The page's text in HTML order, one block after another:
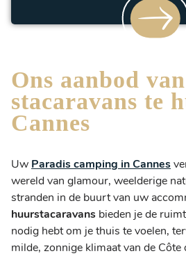
Ons aanbod van
stacaravans te
Cannes
Uw Paradis camping in Cannes
wereld van glamour, weelderige
stranden in de buurt van uw
huurstacaravans bieden je de
nodig hebt om je thuis te voelen,
milde, zonnige klimaat van de Côte